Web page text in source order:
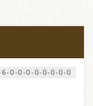
6-0-0-0-0-0-0-0-0